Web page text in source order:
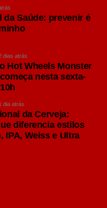
com uma estratégia
para continuar
marketing, consultor
e diretor da agência
da Saúde: prevenir é
dias atrás
Hot Wheels Monster
nesta sexta-
dia atrás
da Cerveja:
diferencia estilos
IPA, Weiss e Ultra